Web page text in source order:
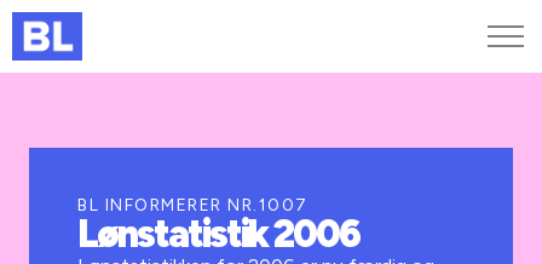
Kurser og arrangementer
Jobportalen
BL INFORMERER NR.1007
Lønstatistik 2006